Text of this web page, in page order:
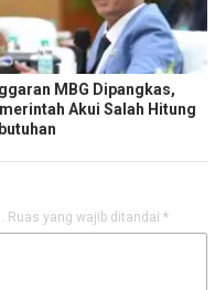
MBG Dipangkas,
Akui Salah Hitung
Ruas yang wajib ditandai *